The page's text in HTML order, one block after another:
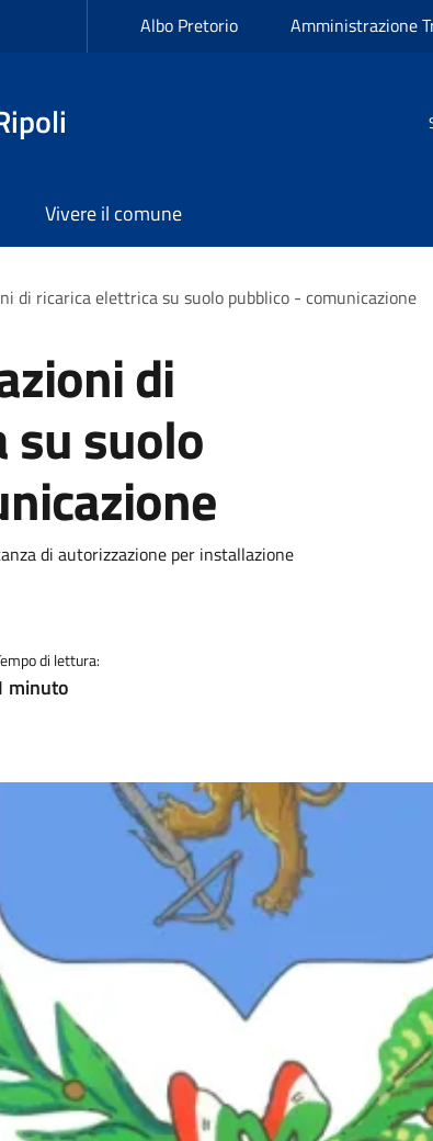
Albo Pretorio Amministrazione
Vivere il comune
di ricarica elettrica su suolo pubblico - comunicazione
di
su suolo
di autorizzazione per installazione
di lettura:
minuto